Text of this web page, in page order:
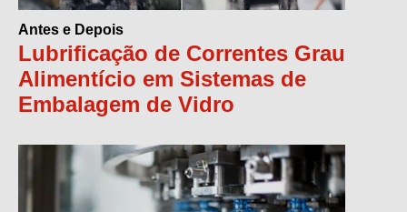
Antes e Depois
Lubrificação de Correntes Grau
Alimentício em Sistemas de
Embalagem de Vidro